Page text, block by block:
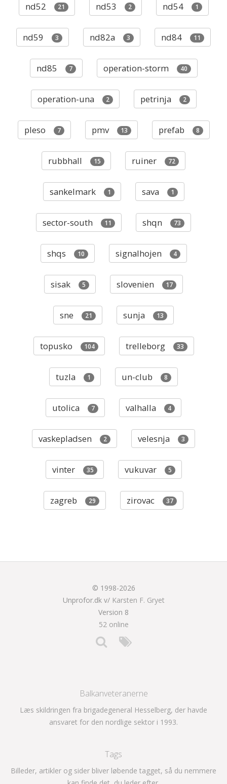
nd52 21 nd53 2 nd54 1
nd59 3 nd82a 3 nd84 11
nd85 7 operation-storm 40
operation-una 2 petrinja 2
pleso 7 pmv 13 prefab 8
rubbhall 15 ruiner 72
sankelmark 1 sava 1
sector-south 11 shqn 73
shqs 10 signalhojen 4
sisak 5 slovenien 17
sne 21 sunja 13
topusko 104 trelleborg 33
tuzla 1 un-club 8
utolica 7 valhalla 4
vaskepladsen 2 velesnja 3
vinter 35 vukuvar 5
zagreb 29 zirovac 37
© 1998-2026
Unprofor.dk v/ Karsten F. Gryet
Version 8
52 online
Balkanveteranerne
Læs skildringen fra brigadegeneral Hesselberg, der havde
ansvaret for den nordlige sektor i 1993.
Tags
Billeder, artikler og sider bliver løbende tagget, så du nemmere